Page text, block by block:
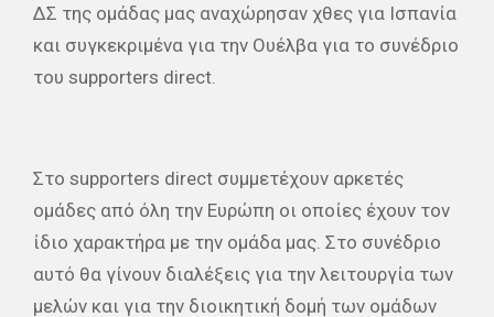
ΔΣ της ομάδας μας αναχώρησαν χθες για Ισπανία
και συγκεκριμένα για την Ουέλβα για το συνέδριο
του supporters direct.
Στο supporters direct συμμετέχουν αρκετές
ομάδες από όλη την Ευρώπη οι οποίες έχουν τον
ίδιο χαρακτήρα με την ομάδα μας. Στο συνέδριο
αυτό θα γίνουν διαλέξεις για την λειτουργία των
μελών και για την διοικητική δομή των ομάδων